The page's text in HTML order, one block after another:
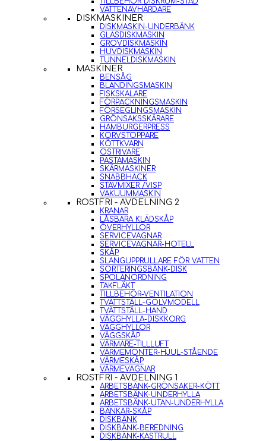
VATTENAVHÄRDARE
DISKMASKINER
DISKMASKIN-UNDERBÄNK
GLASDISKMASKIN
GROVDISKMASKIN
HUVDISKMASKIN
TUNNELDISKMASKIN
MASKINER
BENSÅG
BLANDINGSMASKIN
FISKSKALARE
FÖRPACKNINGSMASKIN
FÖRSEGLINGSMASKIN
GRÖNSAKSSKÄRARE
HAMBURGERPRESS
KORVSTOPPARE
KÖTTKVARN
OSTRIVARE
PASTAMASKIN
SKÄRMASKINER
SNABBHACK
STAVMIXER /VISP
VAKUUMMASKIN
ROSTFRI - AVDELNING 2
KRANAR
LÅSBARA KLÄDSKÅP
ÖVERHYLLOR
SERVICEVAGNAR
SERVICEVAGNAR-HOTELL
SKÅP
SLANGUPPRULLARE FÖR VATTEN
SORTERINGSBÄNK-DISK
SPOLANORDNING
TAKFLÄKT
TILLBEHÖR-VENTILATION
TVÄTTSTÄLL-GOLVMODELL
TVÄTTSTÄLL-HAND
VÄGGHYLLA-DISKKORG
VÄGGHYLLOR
VÄGGSKÅP
VÄRMARE-TILLLUFT
VÄRMEMONTER-HJUL-STÅENDE
VÄRMESKÅP
VÄRMEVAGNAR
ROSTFRI - AVDELNING 1
ARBETSBÄNK-GRÖNSAKER-KÖTT
ARBETSBÄNK-UNDERHYLLA
ARBETSBÄNK-UTAN-UNDERHYLLA
BÄNKAR-SKÅP
DISKBÄNK
DISKBÄNK-BEREDNING
DISKBÄNK-KASTRULL